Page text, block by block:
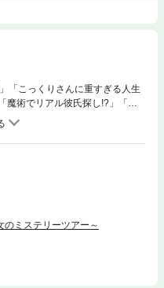
「こっくりさんに重すぎる人生
術でリアル彼氏探し!?」「バ
滝行で不思議体験!?」――怖い
画家・イシデ電が、オイシイ
カな超B級体験に挑む笑劇エッ
ミステリーツアー～